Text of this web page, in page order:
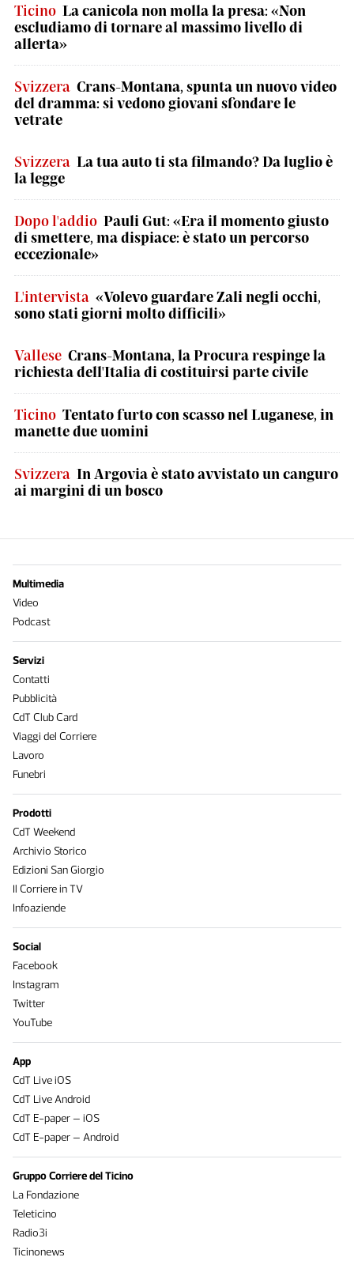
Ticino La canicola non molla la presa: «Non
escludiamo di tornare al massimo livello di
allerta»
Svizzera Crans-Montana, spunta un nuovo video
del dramma: si vedono giovani sfondare le
vetrate
Svizzera La tua auto ti sta filmando? Da luglio è
la legge
Dopo l'addio Pauli Gut: «Era il momento giusto
di smettere, ma dispiace: è stato un percorso
eccezionale»
L'intervista «Volevo guardare Zali negli occhi,
sono stati giorni molto difficili»
Vallese Crans-Montana, la Procura respinge la
richiesta dell'Italia di costituirsi parte civile
Ticino Tentato furto con scasso nel Luganese, in
manette due uomini
Svizzera In Argovia è stato avvistato un canguro
ai margini di un bosco
Multimedia
Video
Podcast
Servizi
Contatti
Pubblicità
CdT Club Card
Viaggi del Corriere
Lavoro
Funebri
Prodotti
CdT Weekend
Archivio Storico
Edizioni San Giorgio
Il Corriere in TV
Infoaziende
Social
Facebook
Instagram
Twitter
YouTube
App
CdT Live iOS
CdT Live Android
CdT E-paper – iOS
CdT E-paper – Android
Gruppo Corriere del Ticino
La Fondazione
Teleticino
Radio3i
Ticinonews